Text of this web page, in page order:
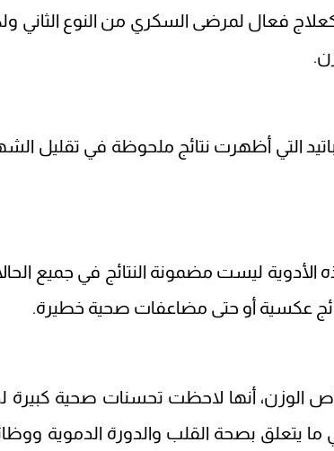
فعال لمرضى السكري من النوع الثاني
التي أظهرت نتائج ملحوظة في تقليل
الأدوية ليست مضمونة النتائج في جميع
عكسية أو حتى مضاعفات صحية خطيرة.
الوزن، أنها لاحظت تحسنات صحية كبيرة
يتعلق بصحة القلب والدورة الدموية